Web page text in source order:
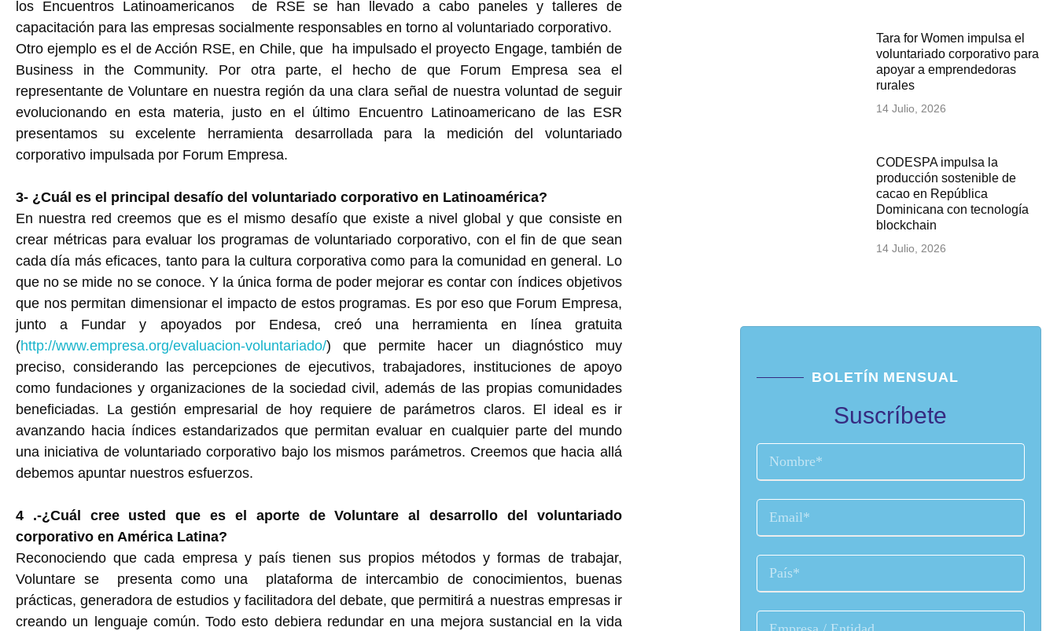
los Encuentros Latinoamericanos de RSE se han llevado a cabo paneles y talleres de
capacitación para las empresas socialmente responsables en torno al voluntariado corporativo.
Otro ejemplo es el de Acción RSE, en Chile, que ha impulsado el proyecto Engage, también de
Business in the Community. Por otra parte, el hecho de que Forum Empresa sea el
representante de Voluntare en nuestra región da una clara señal de nuestra voluntad de seguir
evolucionando en esta materia, justo en el último Encuentro Latinoamericano de las ESR
presentamos su excelente herramienta desarrollada para la medición del voluntariado
corporativo impulsada por Forum Empresa.
3- ¿Cuál es el principal desafío del voluntariado corporativo en Latinoamérica?
En nuestra red creemos que es el mismo desafío que existe a nivel global y que consiste en
crear métricas para evaluar los programas de voluntariado corporativo, con el fin de que sean
cada día más eficaces, tanto para la cultura corporativa como para la comunidad en general. Lo
que no se mide no se conoce. Y la única forma de poder mejorar es contar con índices objetivos
que nos permitan dimensionar el impacto de estos programas. Es por eso que Forum Empresa,
junto a Fundar y apoyados por Endesa, creó una herramienta en línea gratuita
(http://www.empresa.org/evaluacion-voluntariado/) que permite hacer un diagnóstico muy
preciso, considerando las percepciones de ejecutivos, trabajadores, instituciones de apoyo
como fundaciones y organizaciones de la sociedad civil, además de las propias comunidades
beneficiadas. La gestión empresarial de hoy requiere de parámetros claros. El ideal es ir
avanzando hacia índices estandarizados que permitan evaluar en cualquier parte del mundo
una iniciativa de voluntariado corporativo bajo los mismos parámetros. Creemos que hacia allá
debemos apuntar nuestros esfuerzos.
4 .-¿Cuál cree usted que es el aporte de Voluntare al desarrollo del voluntariado
corporativo en América Latina?
Reconociendo que cada empresa y país tienen sus propios métodos y formas de trabajar,
Voluntare se presenta como una plataforma de intercambio de conocimientos, buenas
prácticas, generadora de estudios y facilitadora del debate, que permitirá a nuestras empresas ir
creando un lenguaje común. Todo esto debiera redundar en una mejora sustancial en la vida
Tara for Women impulsa el
voluntariado corporativo para
apoyar a emprendedoras
rurales
14 Julio, 2026
CODESPA impulsa la
producción sostenible de
cacao en República
Dominicana con tecnología
blockchain
14 Julio, 2026
BOLETÍN MENSUAL
Suscríbete